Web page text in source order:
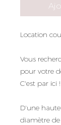
Location
Vous
pour votre
C'est par ici !
D'une
diamètre